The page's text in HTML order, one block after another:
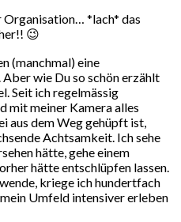
Organisation… *lach* das
😉
(manchmal) eine
wie Du so schön erzählt
Seit ich regelmässig
mit meiner Kamera alles
aus dem Weg gehüpft ist,
Achtsamkeit. Ich sehe
hätte, gehe einem
hätte entschlüpfen lassen.
kriege ich hundertfach
Umfeld intensiver erleben